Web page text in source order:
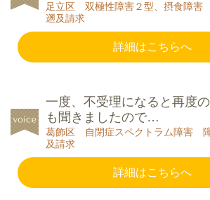
足立区 双極性障害２型、摂食障
遡及請求
詳細はこちらへ
一度、不受理になると再度
も聞きましたので…
葛飾区 自閉症スペクトラム障害
及請求
詳細はこちらへ